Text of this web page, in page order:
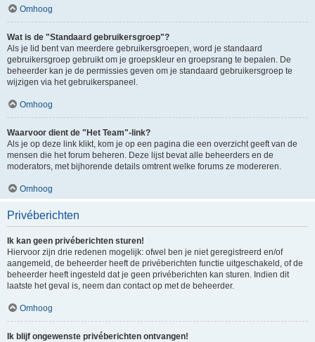
Omhoog
Wat is de "Standaard gebruikersgroep"?
Als je lid bent van meerdere gebruikersgroepen, word je standaard
gebruikersgroep gebruikt om je groepskleur en groepsrang te bepalen. De
beheerder kan je de permissies geven om je standaard gebruikersgroep te
wijzigen via het gebruikerspaneel.
Omhoog
Waarvoor dient de "Het Team"-link?
Als je op deze link klikt, kom je op een pagina die een overzicht geeft van de
mensen die het forum beheren. Deze lijst bevat alle beheerders en de
moderators, met bijhorende details omtrent welke forums ze modereren.
Omhoog
Privéberichten
Ik kan geen privéberichten sturen!
Hiervoor zijn drie redenen mogelijk: ofwel ben je niet geregistreerd en/of
aangemeld, de beheerder heeft de privéberichten functie uitgeschakeld, of de
beheerder heeft ingesteld dat je geen privéberichten kan sturen. Indien dit
laatste het geval is, neem dan contact op met de beheerder.
Omhoog
Ik blijf ongewenste privéberichten ontvangen!